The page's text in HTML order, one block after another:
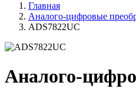
Главная
Аналого-цифровые
ADS7822UC
Аналого-